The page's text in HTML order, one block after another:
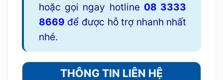
hoặc gọi ngay hotline 08 3333
8669 để được hỗ trợ nhanh nhất
nhé.
THÔNG TIN LIÊN HỆ